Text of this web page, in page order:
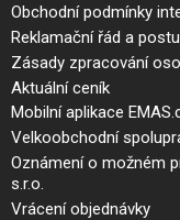
Obchodní podmínky
Reklamační řád a
Zásady zpracování
Aktuální ceník
Mobilní aplikace
Velkoobchodní
Oznámení o možném
s.r.o.
Vrácení objednávky